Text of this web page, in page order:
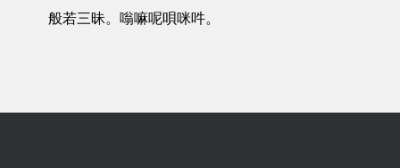
般若三昧。嗡嘛呢唄咪吽。